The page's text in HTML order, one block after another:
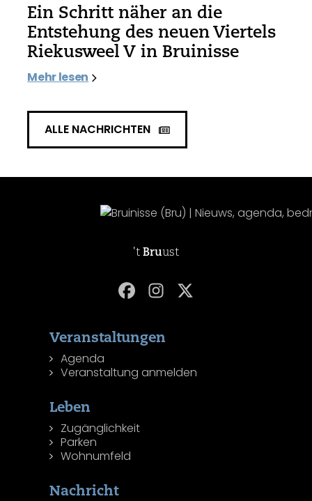
Ein Schritt näher an die
Entstehung des neuen Viertels
Riekusweel V in Bruinisse
Mehr lesen
ALLE NACHRICHTEN
't Bruust
Veranstaltungen
Agenda
Veranstaltung anmelden
Leben
Zugänglichkeit
Parken
Wohnumfeld
Nachricht